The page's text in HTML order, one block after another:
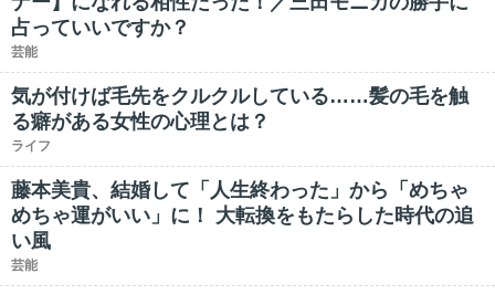
占っていいですか？
芸能
気が付けば毛先をクルクルしている……髪の毛を触
る癖がある女性の心理とは？
ライフ
藤本美貴、結婚して「人生終わった」から「めちゃ
めちゃ運がいい」に！ 大転換をもたらした時代の追
い風
芸能